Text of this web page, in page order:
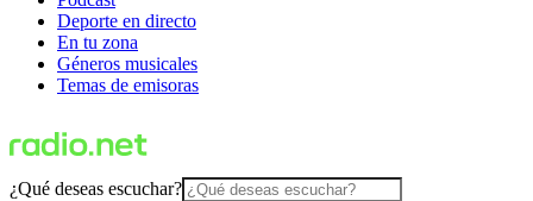
Deporte en directo
En tu zona
Géneros musicales
Temas de emisoras
¿Qué deseas escuchar?